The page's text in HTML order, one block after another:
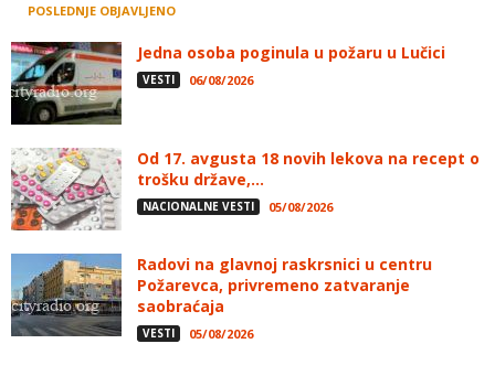
POSLEDNJE OBJAVLJENO
Jedna osoba poginula u požaru u Lučici
VESTI 06/08/2026
Od 17. avgusta 18 novih lekova na recept o
trošku države,...
NACIONALNE VESTI 05/08/2026
Radovi na glavnoj raskrsnici u centru
Požarevca, privremeno zatvaranje
saobraćaja
VESTI 05/08/2026